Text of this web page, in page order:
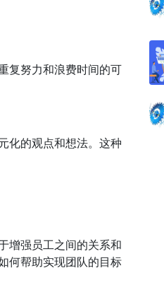
复努力和浪费时间的可
化的观点和想法。这种
增强员工之间的关系和
何帮助实现团队的目标